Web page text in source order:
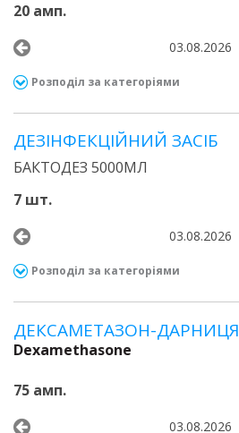
20 амп.
03.08.2026
Розподіл за категоріями
ДЕЗІНФЕКЦІЙНИЙ ЗАСІБ
БАКТОДЕЗ 5000МЛ
7 шт.
03.08.2026
Розподіл за категоріями
ДЕКСАМЕТАЗОН-ДАРНИЦЯ
Dexamethasone
75 амп.
03.08.2026